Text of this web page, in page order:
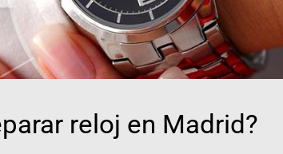
reloj en Madrid?